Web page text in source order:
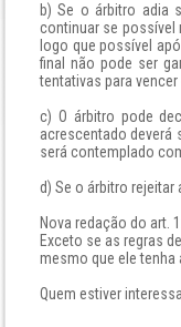
b) Se o árbitro adia
continuar se possível
logo que possível
final não pode ser
tentativas para
c) O árbitro pode
acrescentado deverá
será contemplado
d) Se o árbitro
Nova redação do art.
Exceto se as regras
mesmo que ele tenha
Quem estiver